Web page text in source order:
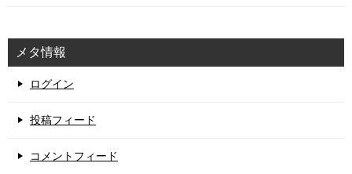
メタ情報
ログイン
投稿フィード
コメントフィード